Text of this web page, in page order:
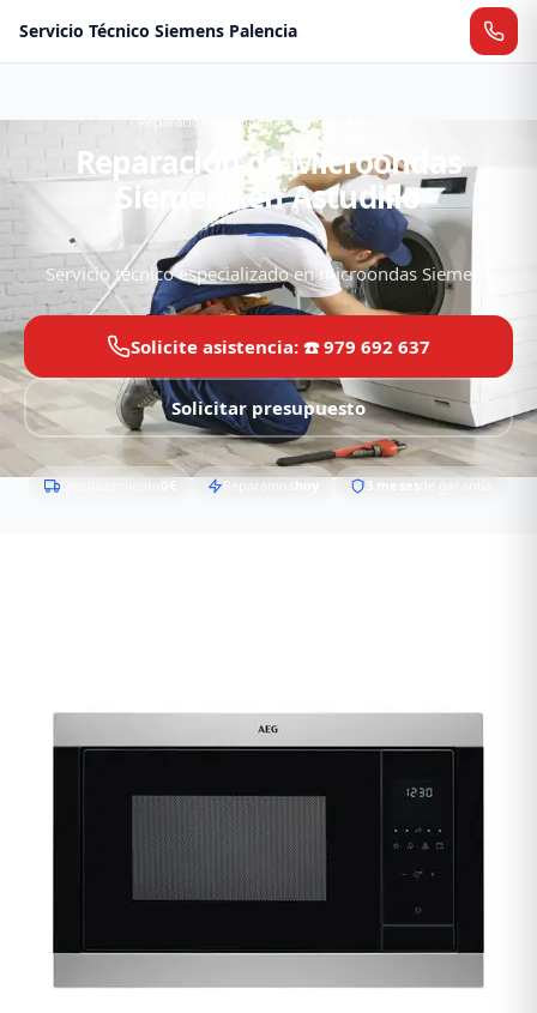
Servicio Técnico Siemens Palencia
Reparación Microondas Siemens Astudillo
Reparación de Microondas
Siemens en Astudillo
Servicio técnico especializado en microondas Siemens
Solicite asistencia: ☎️ 979 692 637
Solicitar presupuesto
Desplazamiento 0€ Reparamos hoy 3 mesesde garantía